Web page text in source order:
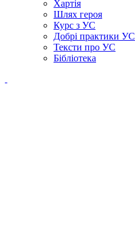
Хартія
Шлях героя
Курс з УС
Добрі практики УС
Тексти про УС
Бібліотека